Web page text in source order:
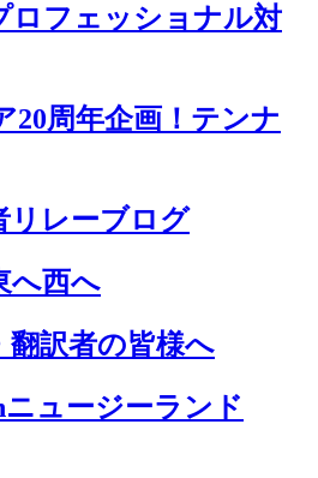
ロフェッショナル対
20周年企画！テンナ
リレーブログ
へ西へ
翻訳者の皆様へ
ュージーランド